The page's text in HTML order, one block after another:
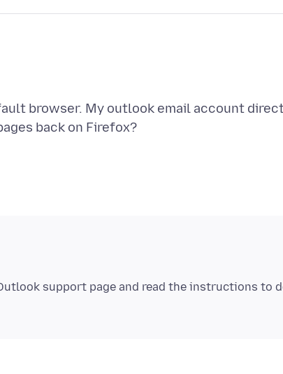
browser. My outlook email account
support page and read the instructions to